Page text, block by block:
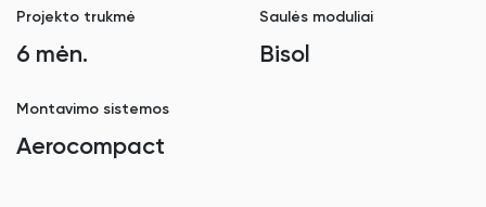
Projekto trukmė
6 mėn.
Saulės moduliai
Bisol
Montavimo sistemos
Aerocompact